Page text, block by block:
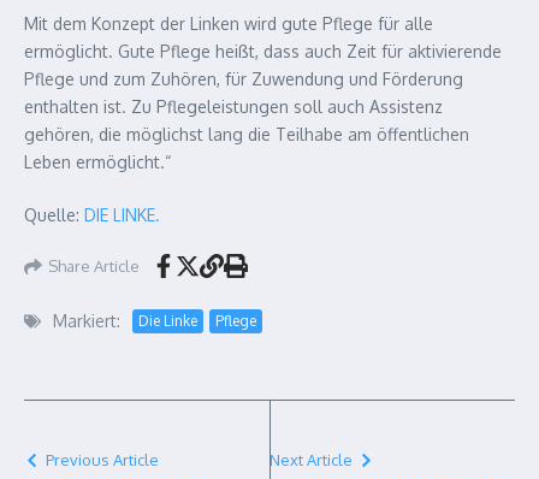
Mit dem Konzept der Linken wird gute Pflege für alle
ermöglicht. Gute Pflege heißt, dass auch Zeit für aktivierende
Pflege und zum Zuhören, für Zuwendung und Förderung
enthalten ist. Zu Pflegeleistungen soll auch Assistenz
gehören, die möglichst lang die Teilhabe am öffentlichen
Leben ermöglicht.“
Quelle: DIE LINKE.
Share Article
Markiert: Die Linke Pflege
Previous Article Next Article